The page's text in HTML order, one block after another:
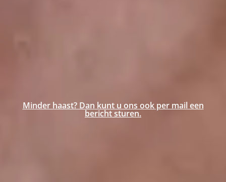
Minder haast? Dan kunt u ons ook per mail een
bericht sturen.